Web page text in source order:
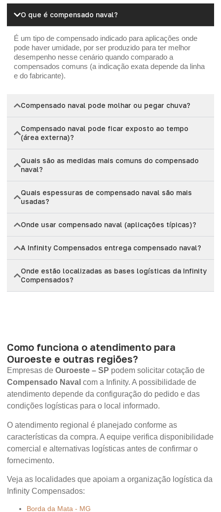
O que é compensado naval?
É um tipo de compensado indicado para aplicações onde
pode haver umidade, por ser produzido para ter melhor
desempenho nesse cenário quando comparado a
compensados comuns (a indicação exata depende da linha
e do fabricante).
Compensado naval pode molhar ou pegar chuva?
Compensado naval pode ficar exposto ao tempo
(área externa)?
Quais são as medidas mais comuns do compensado
naval?
Quais espessuras de compensado naval são mais
usadas?
Onde usar compensado naval (aplicações típicas)?
A Infinity Compensados entrega compensado naval?
Onde estão localizadas as bases logísticas da Infinity
Compensados?
Como funciona o atendimento para
Ouroeste e outras regiões?
Empresas de Ouroeste – SP podem solicitar cotação de
Compensado Naval com a Infinity. A possibilidade de
atendimento depende da configuração do pedido e das
condições logísticas para o local informado.
O atendimento regional é planejado conforme as
características da compra. A equipe verifica disponibilidade
comercial e alternativas logísticas antes de confirmar o
fornecimento.
Veja as localidades que apoiam a organização logística da
Infinity Compensados:
Borda da Mata - MG